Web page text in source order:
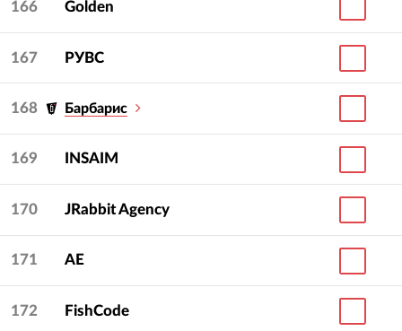
166 Golden
167 РУВС
168 Барбарис
169 INSAIM
170 JRabbit Agency
171 АЕ
172 FishCode